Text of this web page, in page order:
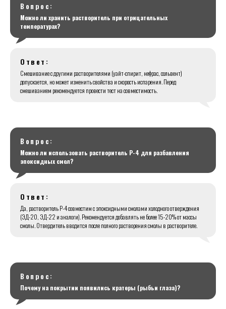
Вопрос:
Можно ли хранить растворитель при отрицательных
температурах?
Ответ:
Смешивание с другими растворителями (уайт-спирит, нефрас, сольвент)
допускается, но может изменить свойства и скорость испарения. Перед
смешиванием рекомендуется провести тест на совместимость.
Вопрос:
Можно ли использовать растворитель Р-4 для разбавления
эпоксидных смол?
Ответ:
Да, растворитель Р-4 совместим с эпоксидными смолами холодного отверждения
(ЭД-20, ЭД-22 и аналоги). Рекомендуется добавлять не более 15-20% от массы
смолы. Отвердитель вводится после полного растворения смолы в растворителе.
Вопрос:
Почему на покрытии появились кратеры (рыбьи глаза)?